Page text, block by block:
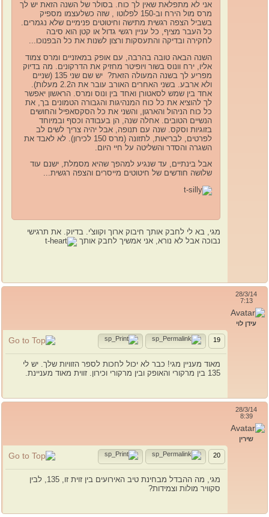
אני לא מתפלאת שאין לך כוח. בסולר של השנה הזאת יש לך
מרס מול הירח וב-150 לפלוטו , שזה כשלעצמו מספיק
בשביל הצפה רגשית מתישה וחיטוטים פנימיים שלא נגמרים.
כל העבר מציף, כל עניין רגשי גדול או קטן הוא סיבה
לחקירה ובדיקה והתעסקות ורצון לשנות את כל הבפנוכו...
השנה הבאה טובה בהרבה, עם אופק במאזניים ומרס צמוד
אליו, ירח וונוס בשור ויופיטר מחזיק את הדרקונים. מה בדיוק
מפריע לך בשנה המעולה הזאת? יש שם שני 135 (שניים
ולא ארבע. בשני האחרים האורב עובר את ה2.2 מעלות).
אחד בין שמש לסאטורן ואחד בין ונוס ומרס. הראשון יאפשר
לך להוציא את כל כוח המנהיגות והגבורה הטמונים בך, את
כל כוח הניהול והארגון, והשני את כל הסקסאפיל והחושים
הנשיים הטובים. אחלה שנה, הן בעבודה וכסף ובמיוחד
בזוגיות וסקס. שנה עם תנופה, אבל יהיה צריך לשים לב
לפרטים, לבריאות, לתזונה (מרס 150 לכירון). לא לאבד את
השגרה והסדר והשליטה על חיי היום.
אבל בינתיים, עד שנגיע למהפך שהיא מסמלת, ישנם עוד
שלושה חודשים של חיטוטים מייסרים והצפה רגשית...
מגי, בא לי לחבק אותך חיבוק ארוך וקווצ'י. בדיוק. את תרגישי
נבוכה אבל לא נורא, אני אמשיך לחבק אותך
28/3/14
7:13
עידן לוי
19
מאוד מעניין מגי! כבר לא יכול לחכות לספר הזוויות שלך. יש לי
135 בין מרקורי והאופק ובין מרקורי וכירון. זווית מאוד מעניינת.
28/3/14
8:39
שירין
20
מגי, מה ההבדל מבחינת טיב האירועים בין זוית זו, 135, לבין
סקוויר מולות וצמידות?